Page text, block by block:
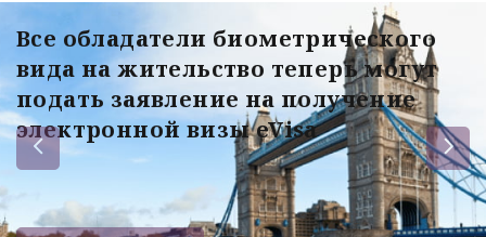
Все обладатели биометрического
вида на жительство теперь могут
подать заявление на получение
электронной визы eVisa